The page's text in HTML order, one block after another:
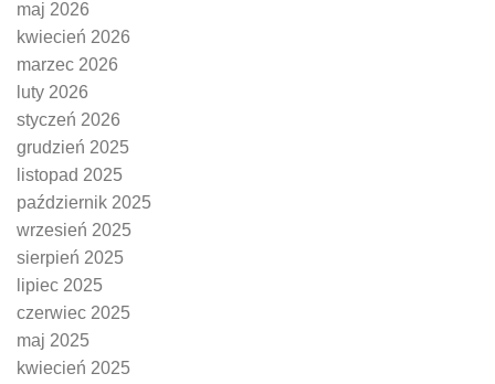
maj 2026
kwiecień 2026
marzec 2026
luty 2026
styczeń 2026
grudzień 2025
listopad 2025
październik 2025
wrzesień 2025
sierpień 2025
lipiec 2025
czerwiec 2025
maj 2025
kwiecień 2025